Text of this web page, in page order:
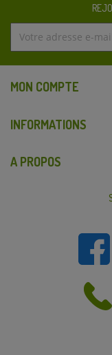
MON COMPTE
INFORMATIONS
A PROPOS